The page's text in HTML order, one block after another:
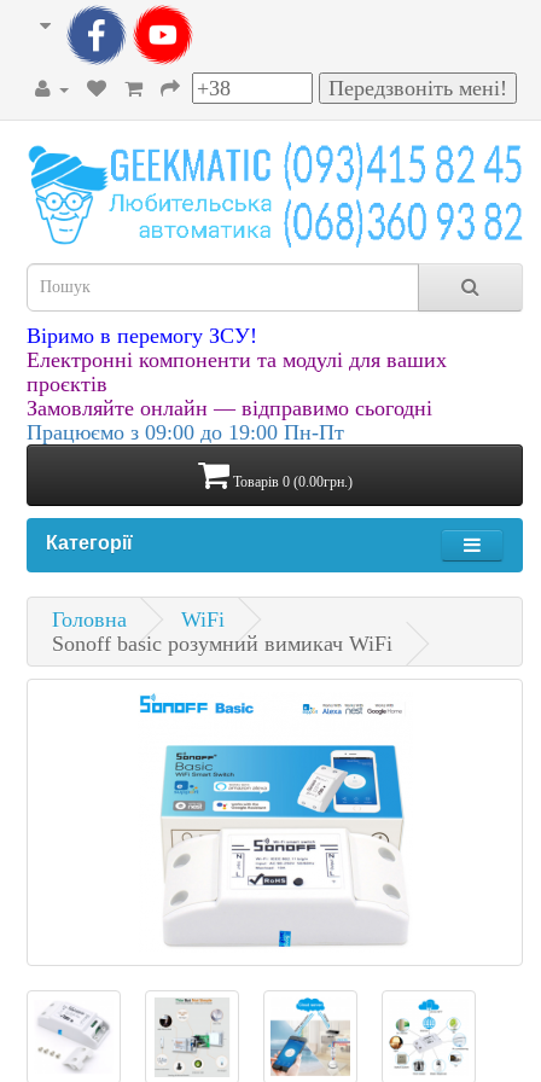
Віримо в перемогу ЗСУ!
Електронні компоненти та модулі для ваших
проєктів
Замовляйте онлайн — відправимо сьогодні
Працюємо з 09:00 до 19:00 Пн-Пт
Товарів 0 (0.00грн.)
Категорії
Головна
WiFi
Sonoff basic розумний вимикач WiFi